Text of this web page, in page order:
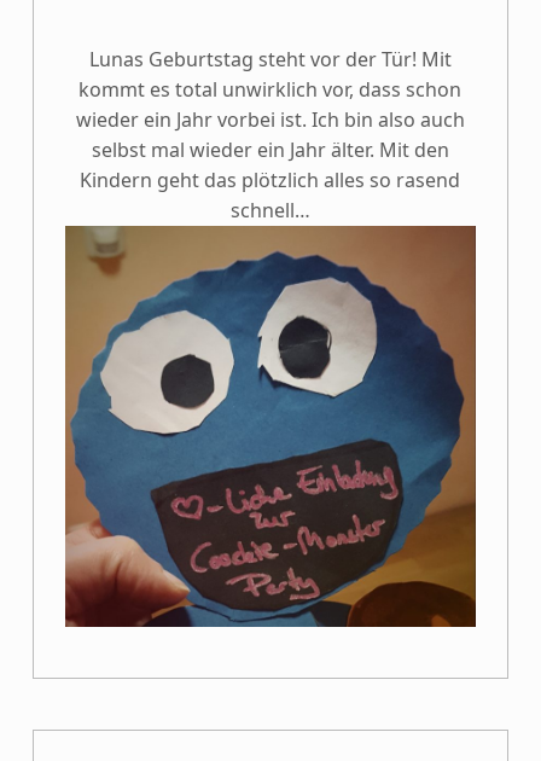
Lunas Geburtstag steht vor der Tür! Mit
kommt es total unwirklich vor, dass schon
wieder ein Jahr vorbei ist. Ich bin also auch
selbst mal wieder ein Jahr älter. Mit den
Kindern geht das plötzlich alles so rasend
schnell…